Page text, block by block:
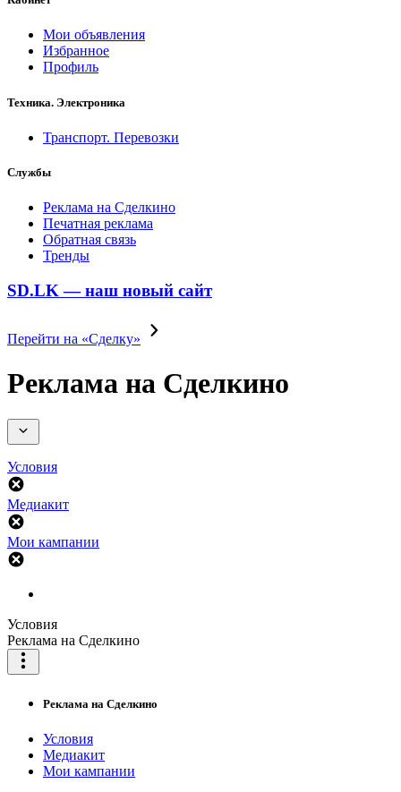
Мои объявления
Избранное
Профиль
Техника. Электроника
Транспорт. Перевозки
Службы
Реклама на Сделкино
Печатная реклама
Обратная связь
Тренды
SD.LK — наш новый сайт
Перейти на «Сделку»
Реклама на Сделкино
Условия
Медиакит
Мои кампании
Условия
Реклама на Сделкино
Реклама на Сделкино
Условия
Медиакит
Мои кампании